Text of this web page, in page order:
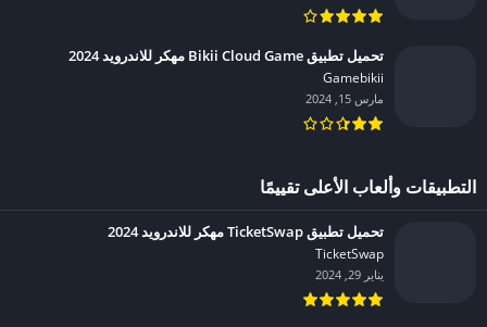
تحميل تطبيق Bikii Cloud Game مهكر للاندرويد 2024
Gamebikii‏
مارس 15, 2024
التطبيقات وألعاب الأعلى تقييمًا
تحميل تطبيق TicketSwap مهكر للاندرويد 2024
TicketSwap‏
يناير 29, 2024